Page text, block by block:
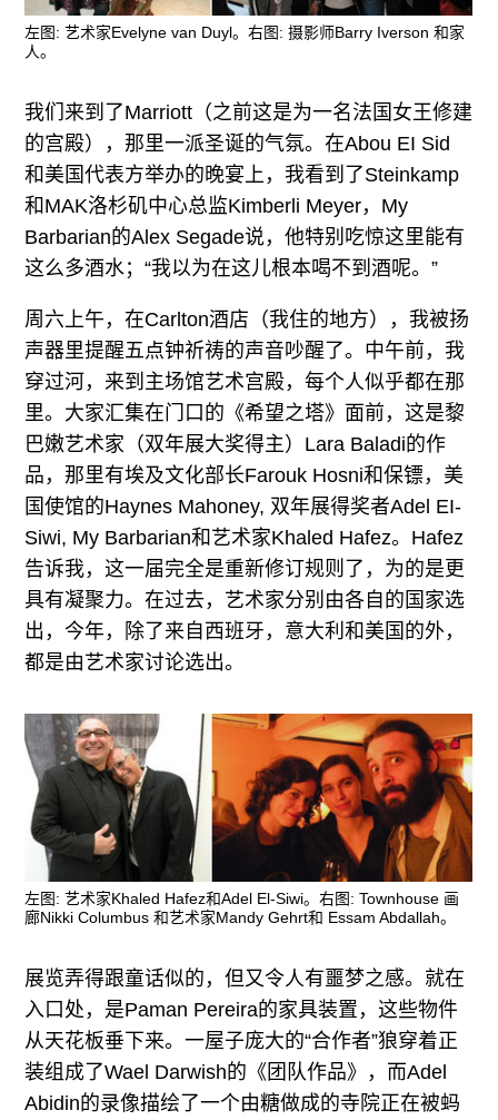
左图: 艺术家Evelyne van Duyl。右图: 摄影师Barry Iverson 和家
人。
我们来到了Marriott（之前这是为一名法国女王修建
的宫殿），那里一派圣诞的气氛。在Abou EI Sid
和美国代表方举办的晚宴上，我看到了Steinkamp
和MAK洛杉矶中心总监Kimberli Meyer，My
Barbarian的Alex Segade说，他特别吃惊这里能有
这么多酒水；“我以为在这儿根本喝不到酒呢。”
周六上午，在Carlton酒店（我住的地方），我被扬
声器里提醒五点钟祈祷的声音吵醒了。中午前，我
穿过河，来到主场馆艺术宫殿，每个人似乎都在那
里。大家汇集在门口的《希望之塔》面前，这是黎
巴嫩艺术家（双年展大奖得主）Lara Baladi的作
品，那里有埃及文化部长Farouk Hosni和保镖，美
国使馆的Haynes Mahoney, 双年展得奖者Adel EI-
Siwi, My Barbarian和艺术家Khaled Hafez。Hafez
告诉我，这一届完全是重新修订规则了，为的是更
具有凝聚力。在过去，艺术家分别由各自的国家选
出，今年，除了来自西班牙，意大利和美国的外，
都是由艺术家讨论选出。
左图: 艺术家Khaled Hafez和Adel El-Siwi。右图: Townhouse 画
廊Nikki Columbus 和艺术家Mandy Gehrt和 Essam Abdallah。
展览弄得跟童话似的，但又令人有噩梦之感。就在
入口处，是Paman Pereira的家具装置，这些物件
从天花板垂下来。一屋子庞大的“合作者”狼穿着正
装组成了Wael Darwish的《团队作品》，而Adel
Abidin的录像描绘了一个由糖做成的寺院正在被蚂